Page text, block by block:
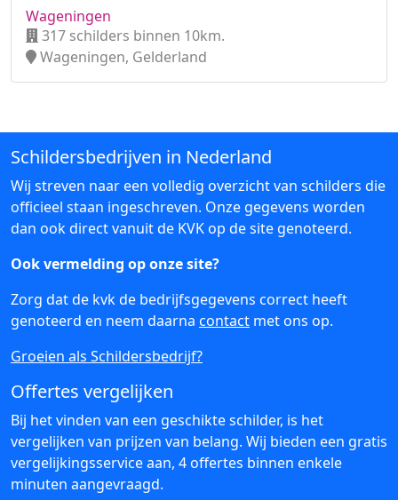
Wageningen
317 schilders binnen 10km.
Wageningen, Gelderland
Schildersbedrijven in Nederland
Wij streven naar een volledig overzicht van schilders die
officieel staan ingeschreven. Onze gegevens worden
dan ook direct vanuit de KVK op de site genoteerd.
Ook vermelding op onze site?
Zorg dat de kvk de bedrijfsgegevens correct heeft
genoteerd en neem daarna contact met ons op.
Groeien als Schildersbedrijf?
Offertes vergelijken
Bij het vinden van een geschikte schilder, is het
vergelijken van prijzen van belang. Wij bieden een gratis
vergelijkingsservice aan, 4 offertes binnen enkele
minuten aangevraagd.